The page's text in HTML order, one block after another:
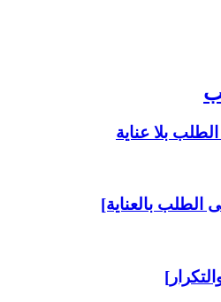
بلا عناية
الطلب بالعناية]